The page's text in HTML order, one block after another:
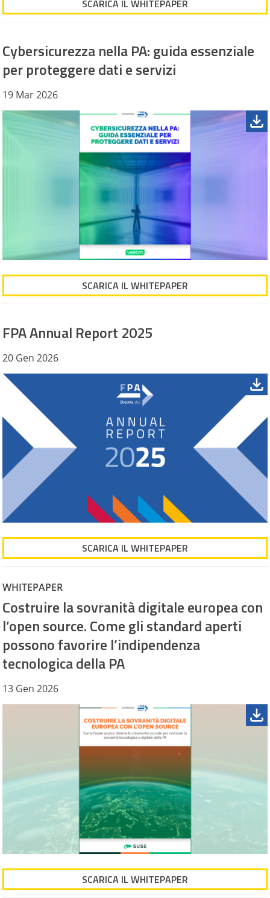
SCARICA IL WHITEPAPER
Cybersicurezza nella PA: guida essenziale
per proteggere dati e servizi
19 Mar 2026
SCARICA IL WHITEPAPER
FPA Annual Report 2025
20 Gen 2026
SCARICA IL WHITEPAPER
WHITEPAPER
Costruire la sovranità digitale europea con
l’open source. Come gli standard aperti
possono favorire l’indipendenza
tecnologica della PA
13 Gen 2026
SCARICA IL WHITEPAPER